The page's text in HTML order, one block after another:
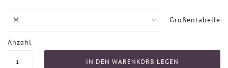
Größentabelle
Anzahl